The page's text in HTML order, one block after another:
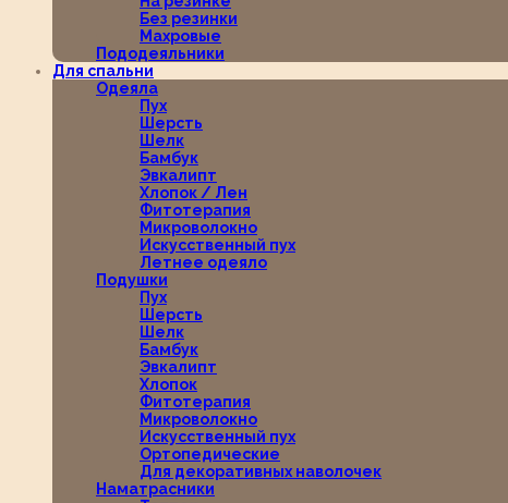
Без резинки
Махровые
Пододеяльники
Для спальни
Одеяла
Пух
Шерсть
Шелк
Бамбук
Эвкалипт
Хлопок / Лен
Фитотерапия
Микроволокно
Искусственный пух
Летнее одеяло
Подушки
Пух
Шерсть
Шелк
Бамбук
Эвкалипт
Хлопок
Фитотерапия
Микроволокно
Искусственный пух
Ортопедические
Для декоративных наволочек
Наматрасники